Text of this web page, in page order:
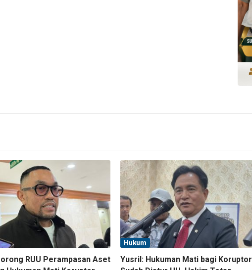
RUU Perampasan Aset
Hukum
Yusril: Hukuman Mati bagi Koruptor